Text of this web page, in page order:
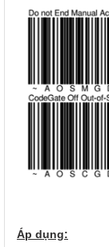
Áp dụng: